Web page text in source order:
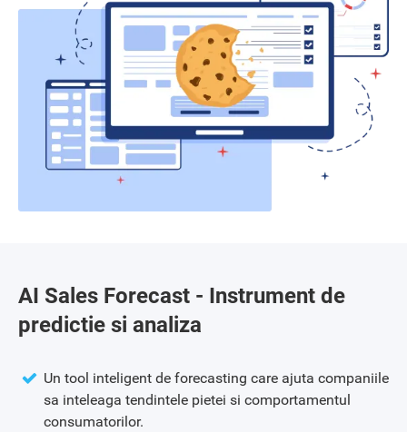
AI Sales Forecast - Instrument de
predictie si analiza
Un tool inteligent de forecasting care ajuta companiile
sa inteleaga tendintele pietei si comportamentul
consumatorilor.